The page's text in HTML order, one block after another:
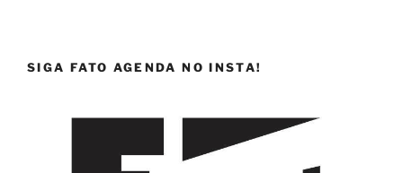
SIGA FATO AGENDA NO INSTA!